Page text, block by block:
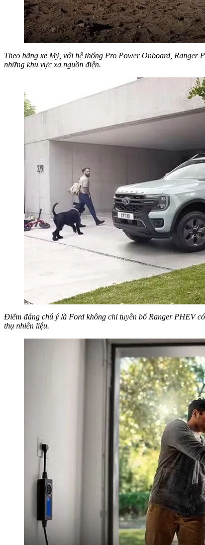
Theo hãng xe Mỹ, với hệ thống Pro Power Onboard, Ranger
những khu vực xa nguồn điện.
Điểm đáng chú ý là Ford không chỉ tuyên bố Ranger PHEV
thụ nhiên liệu.